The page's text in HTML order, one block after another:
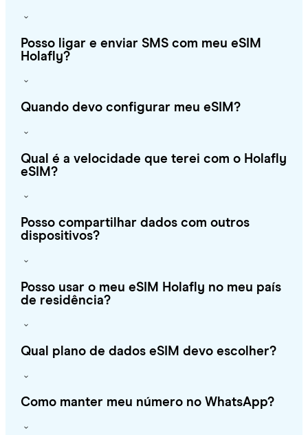
Posso ligar e enviar SMS com meu eSIM
Holafly?
Quando devo configurar meu eSIM?
Qual é a velocidade que terei com o Holafly
eSIM?
Posso compartilhar dados com outros
dispositivos?
Posso usar o meu eSIM Holafly no meu país
de residência?
Qual plano de dados eSIM devo escolher?
Como manter meu número no WhatsApp?